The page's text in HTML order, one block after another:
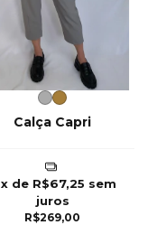
Calça Capri
R$269,00
x de R$67,25 sem
juros